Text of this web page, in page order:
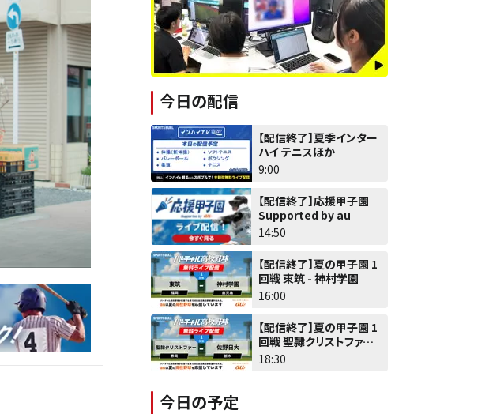
今日の配信
【配信終了】夏季インター
ハイ テニスほか
9:00
【配信終了】応援甲子園
Supported by au
14:50
【配信終了】夏の甲子園 1
回戦 東筑 - 神村学園
16:00
【配信終了】夏の甲子園 1
回戦 聖隷クリストファー -
佐野日大
18:30
今日の予定